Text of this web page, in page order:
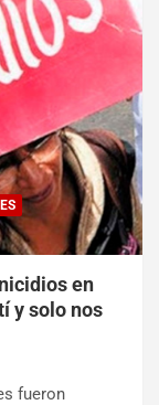
en
y solo nos
fueron